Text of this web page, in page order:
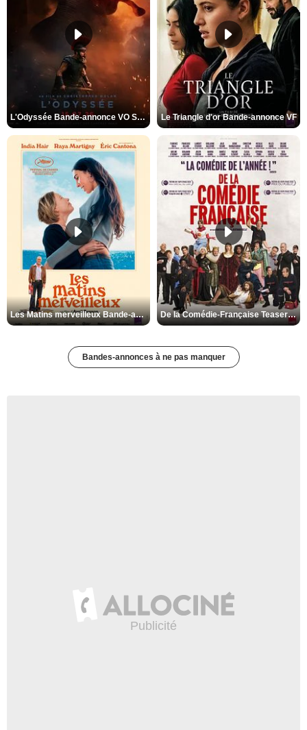
L'Odyssée Bande-annonce VO STFR Le Triangle d'or Bande-annonce VF
Les Matins merveilleux Bande-annonce VF De la Comédie-Française Teaser VF
Bandes-annonces à ne pas manquer